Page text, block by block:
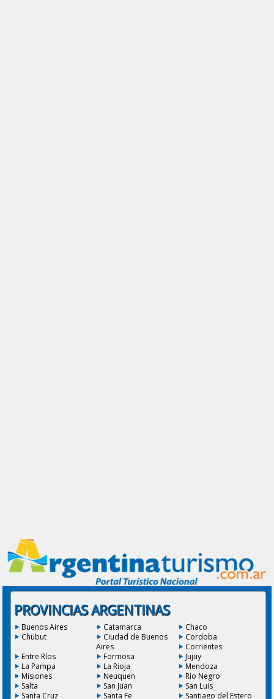
PROVINCIAS ARGENTINAS
Buenos Aires Catamarca
Chaco
Chubut
Ciudad de Buenos
Aires
Cordoba
Corrientes
Entre Ríos
Formosa
Jujuy
La Pampa
La Rioja
Mendoza
Misiones
Neuquen
Río Negro
Salta
San Juan
San Luis
Santa Cruz
Santa Fe Santiago del Estero